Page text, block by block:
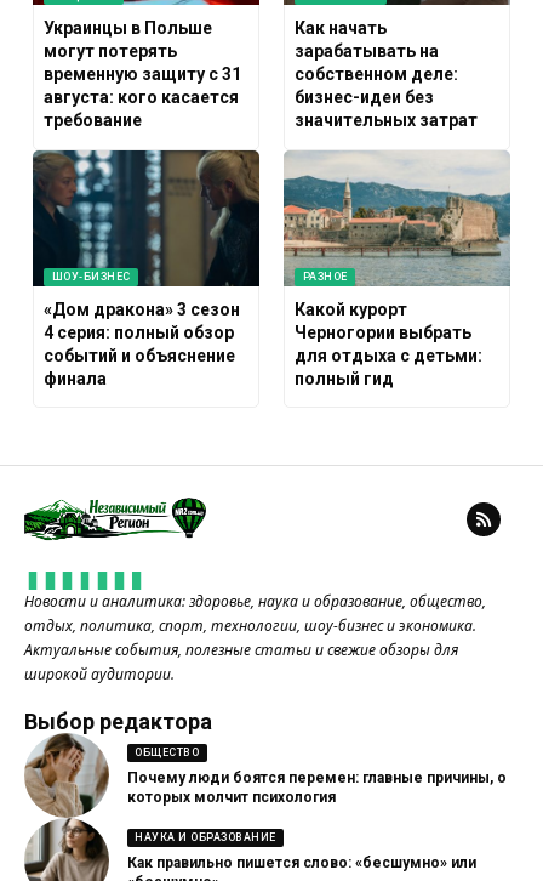
Украинцы в Польше
могут потерять
временную защиту с 31
августа: кого касается
требование
Как начать
зарабатывать на
собственном деле:
бизнес-идеи без
значительных затрат
ШОУ-БИЗНЕС
«Дом дракона» 3 сезон
4 серия: полный обзор
событий и объяснение
финала
РАЗНОЕ
Какой курорт
Черногории выбрать
для отдыха с детьми:
полный гид
Новости и аналитика: здоровье, наука и образование, общество,
отдых, политика, спорт, технологии, шоу-бизнес и экономика.
Актуальные события, полезные статьи и свежие обзоры для
широкой аудитории.
Выбор редактора
ОБЩЕСТВО
Почему люди боятся перемен: главные причины, о
которых молчит психология
НАУКА И ОБРАЗОВАНИЕ
Как правильно пишется слово: «бесшумно» или